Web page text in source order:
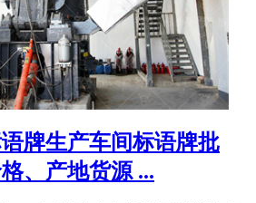
牌生产车间标语牌批
、产地货源 ...